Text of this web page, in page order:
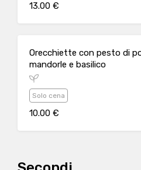
13.00 €
Orecchiette con pesto di
mandorle e basilico
Solo cena
10.00 €